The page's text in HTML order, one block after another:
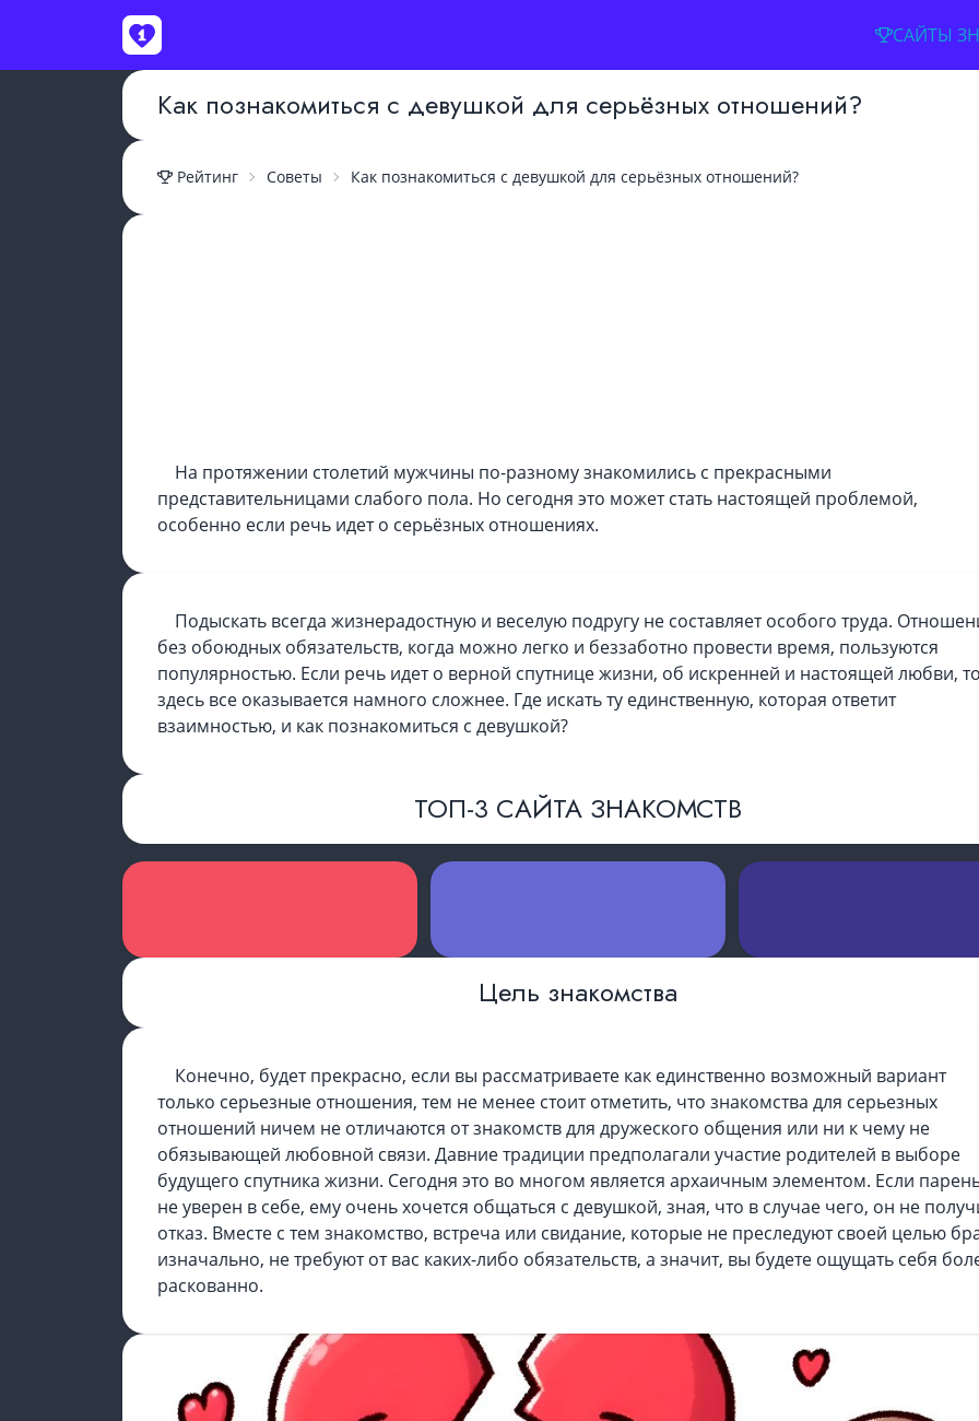
САЙТЫ
Как познакомиться с девушкой для серьёзных отношений?
Рейтинг Советы Как познакомиться с девушкой для серьёзных отношений?
На протяжении столетий мужчины по-разному знакомились с прекрасными
представительницами слабого пола. Но сегодня это может стать настоящей проблемой,
особенно если речь идет о серьёзных отношениях.
Подыскать всегда жизнерадостную и веселую подругу не составляет особого труда.
без обоюдных обязательств, когда можно легко и беззаботно провести время, пользуются
популярностью. Если речь идет о верной спутнице жизни, об искренней и настоящей любви,
здесь все оказывается намного сложнее. Где искать ту единственную, которая ответит
взаимностью, и как познакомиться с девушкой?
ТОП-3 САЙТА ЗНАКОМСТВ
Цель знакомства
Конечно, будет прекрасно, если вы рассматриваете как единственно возможный вариант
только серьезные отношения, тем не менее стоит отметить, что знакомства для серьезных
отношений ничем не отличаются от знакомств для дружеского общения или ни к чему не
обязывающей любовной связи. Давние традиции предполагали участие родителей в выборе
будущего спутника жизни. Сегодня это во многом является архаичным элементом. Если
не уверен в себе, ему очень хочется общаться с девушкой, зная, что в случае чего, он не
отказ. Вместе с тем знакомство, встреча или свидание, которые не преследуют своей целью
изначально, не требуют от вас каких-либо обязательств, а значит, вы будете ощущать себя
раскованно.
обслуживанияи
конфиденциальности